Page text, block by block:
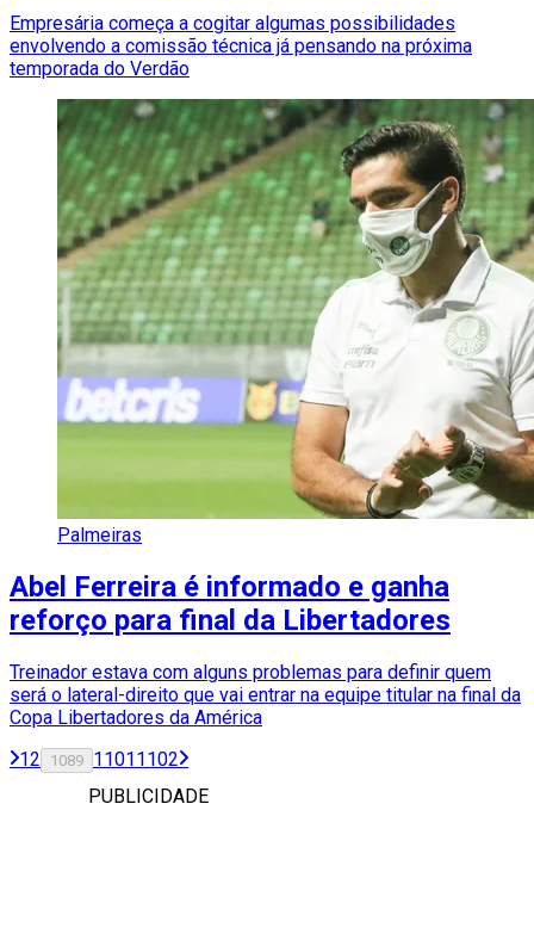
Empresária começa a cogitar algumas possibilidades
envolvendo a comissão técnica já pensando na próxima
temporada do Verdão
Palmeiras
Abel Ferreira é informado e ganha
reforço para final da Libertadores
Treinador estava com alguns problemas para definir quem
será o lateral-direito que vai entrar na equipe titular na final da
Copa Libertadores da América
12 1089 11011102
PUBLICIDADE